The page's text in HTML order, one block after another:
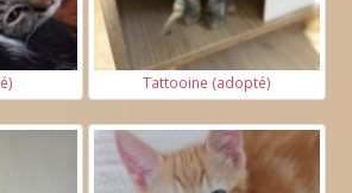
Tattooine (adopté)